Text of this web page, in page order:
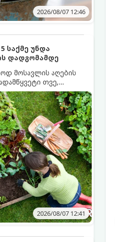
2026/08/07 12:46
საქმე უნდა
დადგომამდე
მოსავლის აღების
თვე,
მომავალი წლის
შემოდგომა-
რომ
ხოლო
აგვისტოს
საქმის გაკეთება
2026/08/07 12:41